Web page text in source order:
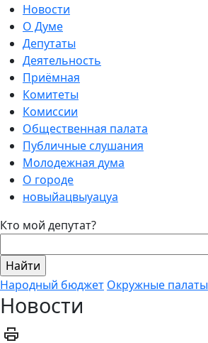
Новости
О Думе
Депутаты
Деятельность
Приёмная
Комитеты
Комиссии
Общественная палата
Публичные слушания
Молодежная дума
О городе
новыйацвыуацуа
Кто мой депутат?
Народный бюджет Окружные палаты
Новости